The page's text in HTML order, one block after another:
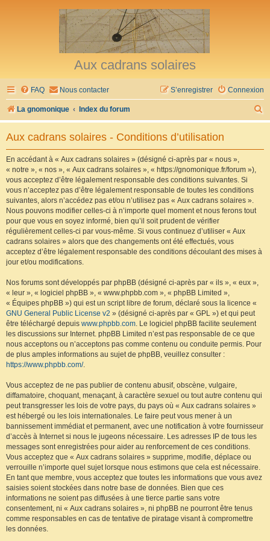
Aux cadrans solaires
FAQ Nous contacter Connexion
S’enregistrer
La gnomonique Index du forum
e
Aux cadrans solaires - Conditions d’utilisation
En accédant à « Aux cadrans solaires » (désigné ci-après par « nous »,
« notre », « nos », « Aux cadrans solaires », « https://gnomonique.fr/forum »),
vous acceptez d’être légalement responsable des conditions suivantes. Si
vous n’acceptez pas d’être légalement responsable de toutes les conditions
suivantes, alors n’accédez pas et/ou n’utilisez pas « Aux cadrans solaires ».
Nous pouvons modifier celles-ci à n’importe quel moment et nous ferons tout
pour que vous en soyez informé, bien qu’il soit prudent de vérifier
régulièrement celles-ci par vous-même. Si vous continuez d’utiliser « Aux
cadrans solaires » alors que des changements ont été effectués, vous
acceptez d’être légalement responsable des conditions découlant des mises à
jour et/ou modifications.
Nos forums sont développés par phpBB (désigné ci-après par « ils », « eux »,
« leur », « logiciel phpBB », « www.phpbb.com », « phpBB Limited »,
« Équipes phpBB ») qui est un script libre de forum, déclaré sous la licence «
GNU General Public License v2 » (désigné ci-après par « GPL ») et qui peut
être téléchargé depuis www.phpbb.com. Le logiciel phpBB facilite seulement
les discussions sur Internet. phpBB Limited n’est pas responsable de ce que
nous acceptons ou n’acceptons pas comme contenu ou conduite permis. Pour
de plus amples informations au sujet de phpBB, veuillez consulter :
https://www.phpbb.com/.
Vous acceptez de ne pas publier de contenu abusif, obscène, vulgaire,
diffamatoire, choquant, menaçant, à caractère sexuel ou tout autre contenu qui
peut transgresser les lois de votre pays, du pays où « Aux cadrans solaires »
est hébergé ou les lois internationales. Le faire peut vous mener à un
bannissement immédiat et permanent, avec une notification à votre fournisseur
d’accès à Internet si nous le jugeons nécessaire. Les adresses IP de tous les
messages sont enregistrées pour aider au renforcement de ces conditions.
Vous acceptez que « Aux cadrans solaires » supprime, modifie, déplace ou
verrouille n’importe quel sujet lorsque nous estimons que cela est nécessaire.
En tant que membre, vous acceptez que toutes les informations que vous avez
saisies soient stockées dans notre base de données. Bien que ces
informations ne soient pas diffusées à une tierce partie sans votre
consentement, ni « Aux cadrans solaires », ni phpBB ne pourront être tenus
comme responsables en cas de tentative de piratage visant à compromettre
les données.